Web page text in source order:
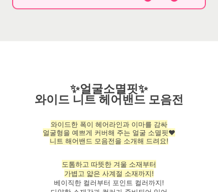
✨얼굴소멸핏✨
와이드 니트 헤어밴드 모음전
와이드한 폭이 헤어라인과 이마를 감싸
얼굴형을 예쁘게 커버해 주는 얼굴 소멸핏♥
니트 해어밴드 모음전을 소개해 드려요!
도톰하고 따뜻한 겨울 소재부터
가볍고 얇은 사계절 소재까지!
베이직한 컬러부터 포인트 컬러까지!